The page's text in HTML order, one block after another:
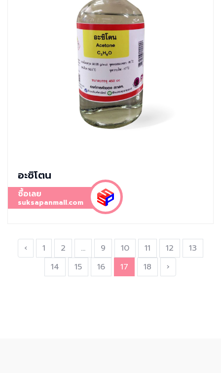
อะซิโตน
ซื้อเลย
suksapanmall.com
‹ 1 2 ... 9 10 11 12
13
14
15 16 17 18 ›